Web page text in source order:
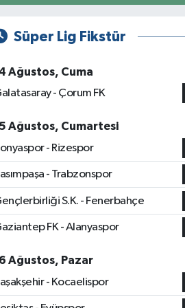
Süper Lig Fikstür
Ağustos, Cuma
- Çorum FK
Ağustos, Cumartesi
- Rizespor
- Trabzonspor
S.K. - Fenerbahçe
FK - Alanyaspor
Ağustos, Pazar
- Kocaelispor